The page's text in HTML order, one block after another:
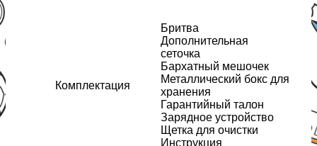
Комплектация
Бритва
Дополнительная
сеточка
Бархатный мешочек
Металлический бокс для
хранения
Гарантийный талон
Зарядное устройство
Щетка для очистки
Инструкция